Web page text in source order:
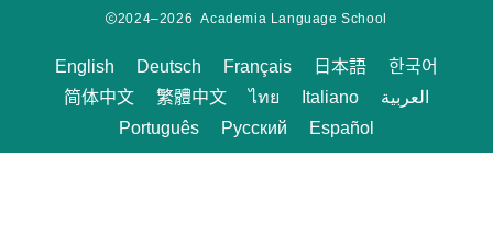
Подготовка к TOEIC и TOEFL
Частные уроки
2024–2026 Academia Language School
English Deutsch Français 日本語
한국어
简体中文
繁體中文 ไทย Italiano
العربية
Português
Русский Español